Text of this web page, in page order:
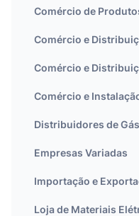
Comércio de
Comércio e
Comércio e
Comércio e
Distribuidores de Gás
Empresas Variadas
Importação e
Loja de Materiais